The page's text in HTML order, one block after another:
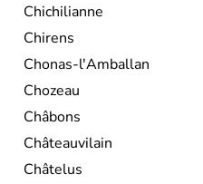
Chichilianne
Chirens
Chonas-l'Amballan
Chozeau
Châbons
Châteauvilain
Châtelus